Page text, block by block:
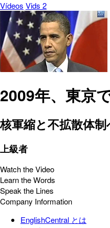
Vídeos Vids 2
2009年、東京
核軍縮と不拡散体
上級者
Watch the Video
Learn the Words
Speak the Lines
Company Information
EnglishCentral とは